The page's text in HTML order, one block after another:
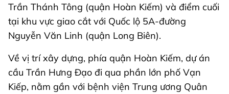
Trần Thánh Tông (quận Hoàn Kiếm) và điểm cuối
tại khu vực giao cắt với Quốc lộ 5A-đường
Nguyễn Văn Linh (quận Long Biên).
Về vị trí xây dựng, phía quận Hoàn Kiếm, dự án
cầu Trần Hưng Đạo đi qua phần lớn phố Vạn
Kiếp, nằm gần với bệnh viện Trung ương Quân